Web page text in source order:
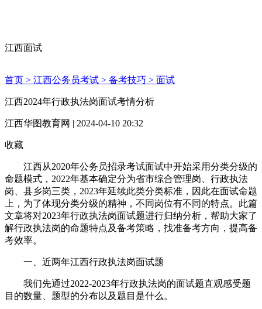
江西面试
首页 > 江西公务员考试 > 备考技巧 > 面试
江西2024年行政执法岗面试考情分析
江西华图教育网 | 2024-04-10 20:32
收藏
江西从2020年公务员招录考试面试中开始采用分类分级的
命题模式，2022年基本确定分为省市综合管理岗、行政执法
岗、县乡岗三类，2023年延续此类分类标准，因此在面试命题
上，为了体现分类分级的精神，不同岗位有不同的特点。此篇
文章将对2023年行政执法岗面试题进行归纳分析，帮助大家了
解行政执法岗的命题特点及备考策略，找准备考方向，提高备
考效率。
一、近两年江西行政执法岗面试题
我们先通过2022-2023年行政执法岗的面试题直观感受题
目的数量、题型的分布以及题目是什么。